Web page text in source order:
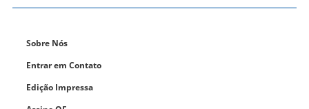
Sobre Nós
Entrar em Contato
Edição Impressa